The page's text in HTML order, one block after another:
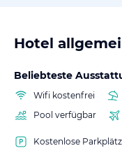
Hotel
Beliebteste
Wifi kostenfrei
Pool verfügbar
Kostenlose